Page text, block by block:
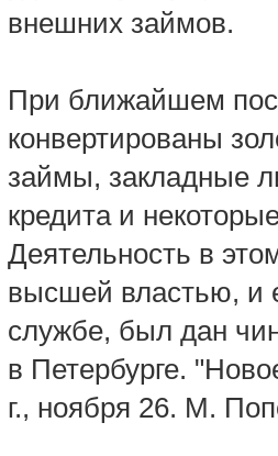
внешних займов.
При ближайшем
конвертированы
займы, закладные
кредита и
Деятельность в
высшей властью, и
службе, был дан
в Петербурге.
г., ноября 26. М.